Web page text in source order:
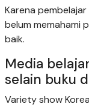
Karena
belum memahami
baik.
Media
selain buku
Variety show